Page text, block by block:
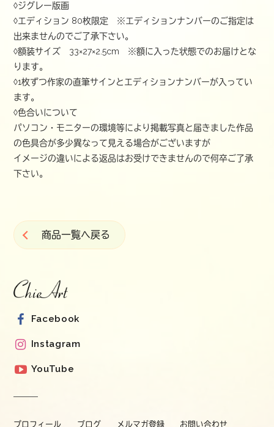
◊ジグレー版画
◊エディション 80枚限定 ※エディションナンバーのご指定は
出来ませんのでご了承下さい。
◊額装サイズ 33×27×2.5cm ※額に入った状態でのお届けとな
ります。
◊1枚ずつ作家の直筆サインとエディションナンバーが入ってい
ます。
◊色合いについて
パソコン・モニターの環境等により掲載写真と届きました作品
の色具合が多少異なって見える場合がございますが
イメージの違いによる返品はお受けできませんので何卒ご了承
下さい。
商品一覧へ戻る
Facebook
Instagram
YouTube
プロフィール ブログ メルマガ登録 お問い合わせ